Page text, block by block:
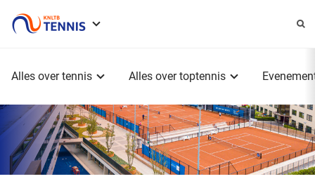
Alles over tennis Alles over toptennis